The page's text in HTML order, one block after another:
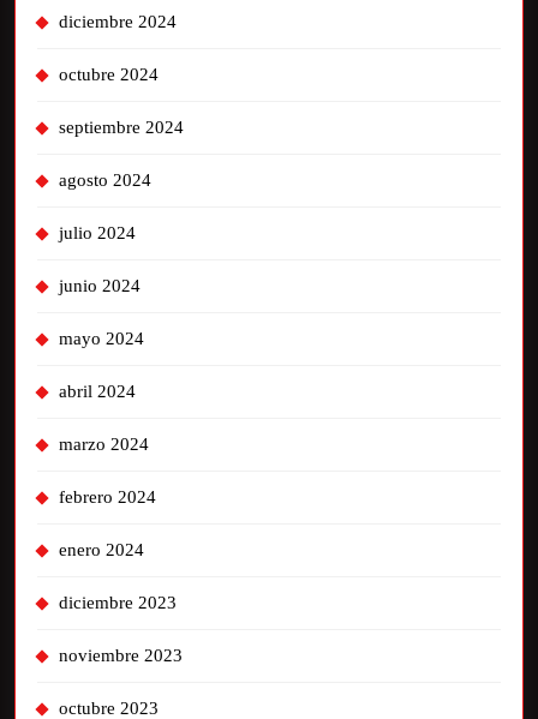
diciembre 2024
octubre 2024
septiembre 2024
agosto 2024
julio 2024
junio 2024
mayo 2024
abril 2024
marzo 2024
febrero 2024
enero 2024
diciembre 2023
noviembre 2023
octubre 2023